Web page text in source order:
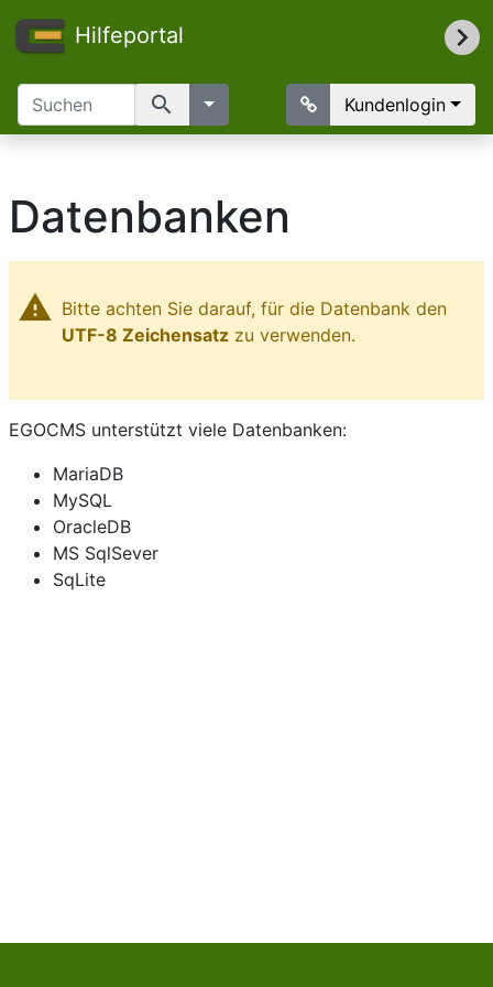
Hilfeportal
search Kundenlogin
Datenbanken
warning Bitte achten Sie darauf, für die Datenbank den
UTF-8 Zeichensatz zu verwenden.
EGOCMS unterstützt viele Datenbanken:
MariaDB
MySQL
OracleDB
MS SqlSever
SqLite